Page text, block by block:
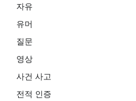
자유
유머
질문
영상
사건 사고
전적 인증